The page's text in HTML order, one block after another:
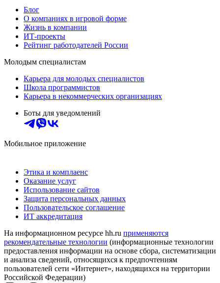
Блог
О компаниях в игровой форме
Жизнь в компании
ИТ-проекты
Рейтинг работодателей России
Молодым специалистам
Карьера для молодых специалистов
Школа программистов
Карьера в некоммерческих организациях
Боты для уведомлений
Мобильное приложение
Этика и комплаенс
Оказание услуг
Использование сайтов
Защита персональных данных
Пользовательское соглашение
ИТ аккредитация
На информационном ресурсе hh.ru применяются
рекомендательные технологии (информационные технологии
предоставления информации на основе сбора, систематизации
и анализа сведений, относящихся к предпочтениям
пользователей сети «Интернет», находящихся на территории
Российской Федерации)